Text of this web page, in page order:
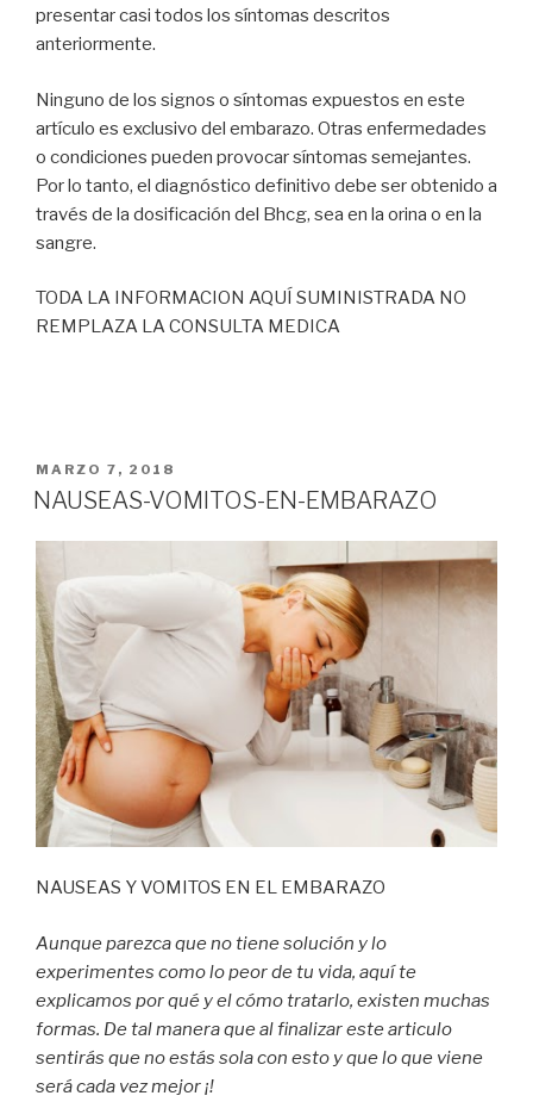
presentar casi todos los síntomas descritos
anteriormente.
Ninguno de los signos o síntomas expuestos en este
artículo es exclusivo del embarazo. Otras enfermedades
o condiciones pueden provocar síntomas semejantes.
Por lo tanto, el diagnóstico definitivo debe ser obtenido a
través de la dosificación del Bhcg, sea en la orina o en la
sangre.
TODA LA INFORMACION AQUÍ SUMINISTRADA NO
REMPLAZA LA CONSULTA MEDICA
PUBLICADO
EN
MARZO 7, 2018
NAUSEAS-VOMITOS-EN-EMBARAZO
NAUSEAS Y VOMITOS EN EL EMBARAZO
Aunque parezca que no tiene solución y lo
experimentes como lo peor de tu vida, aquí te
explicamos por qué y el cómo tratarlo, existen muchas
formas. De tal manera que al finalizar este articulo
sentirás que no estás sola con esto y que lo que viene
será cada vez mejor ¡!